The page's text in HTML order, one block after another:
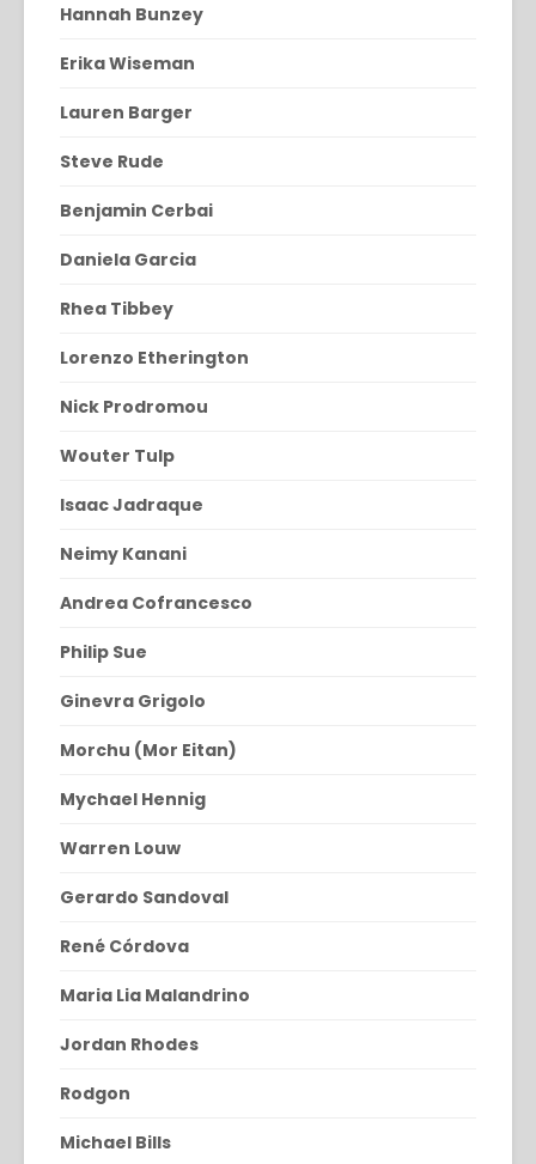
Hannah Bunzey
Erika Wiseman
Lauren Barger
Steve Rude
Benjamin Cerbai
Daniela Garcia
Rhea Tibbey
Lorenzo Etherington
Nick Prodromou
Wouter Tulp
Isaac Jadraque
Neimy Kanani
Andrea Cofrancesco
Philip Sue
Ginevra Grigolo
Morchu (Mor Eitan)
Mychael Hennig
Warren Louw
Gerardo Sandoval
René Córdova
Maria Lia Malandrino
Jordan Rhodes
Rodgon
Michael Bills